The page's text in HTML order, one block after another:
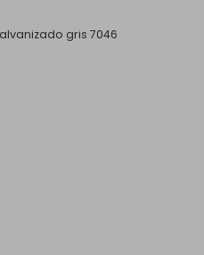
gris 7046